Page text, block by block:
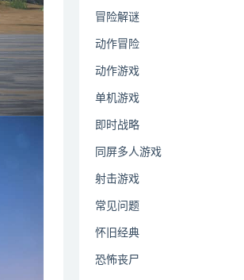
冒险解谜
动作冒险
动作游戏
单机游戏
即时战略
同屏多人游戏
射击游戏
常见问题
怀旧经典
恐怖丧尸